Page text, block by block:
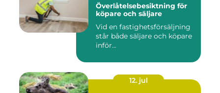
Överlåtelsebesiktning för
köpare och säljare
Vid en fastighetsförsäljning
står både säljare och köpare
inför...
12. jul